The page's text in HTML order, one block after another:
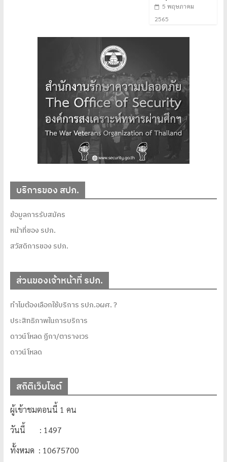
5 พฤษภาคม
2565
บริการของ สปภ.
ข้อมูลการรับสมัคร
หน้าที่ของ รปภ.
สวัสดิการของ รปภ.
ส่วนของเจ้าหน้าที่ รปภ.
ทำไมต้องเลือกใช้บริการ รปภ.อผศ. ?
ประสิทธิภาพในการบริการ
ดาวน์โหลด ฏีกา/ตารางเวร
ดาวน์โหลด
สถิติเว็บไซต์
ผู้เข้าชมตอนนี้ 1 คน
วันนี้ : 1497
ทั้งหมด : 10675700